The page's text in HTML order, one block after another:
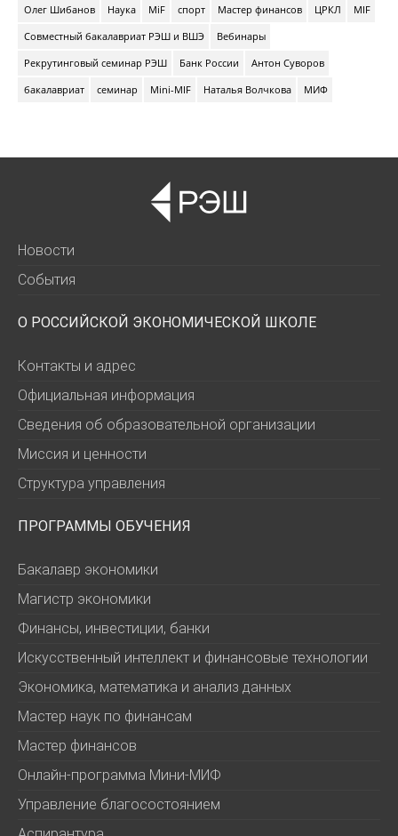
Олег Шибанов
Наука MiF спорт Мастер финансов ЦРКЛ
MIF
Совместный бакалавриат РЭШ и ВШЭ
Вебинары
Рекрутинговый семинар РЭШ
Банк России
Антон Суворов
бакалавриат
семинар Mini-MIF Наталья Волчкова МИФ
Новости
События
О РОССИЙСКОЙ ЭКОНОМИЧЕСКОЙ ШКОЛЕ
Контакты и адрес
Официальная информация
Сведения об образовательной организации
Миссия и ценности
Структура управления
ПРОГРАММЫ ОБУЧЕНИЯ
Бакалавр экономики
Магистр экономики
Финансы, инвестиции, банки
Искусственный интеллект и финансовые технологии
Экономика, математика и анализ данных
Мастер наук по финансам
Мастер финансов
Онлайн-программа Мини-МИФ
Управление благосостоянием